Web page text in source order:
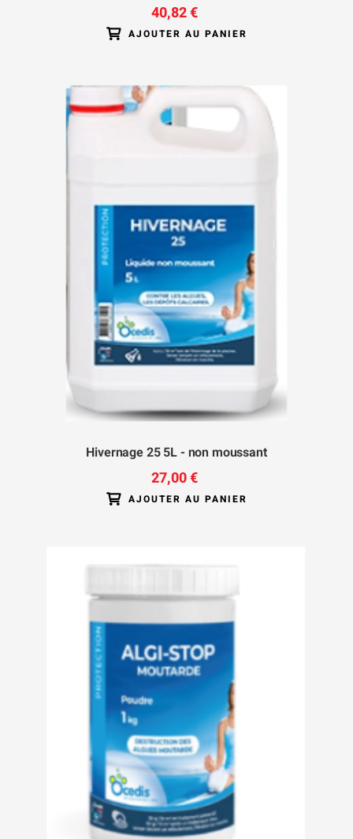
40,82 €
AJOUTER AU PANIER
Hivernage 25 5L - non moussant
27,00 €
AJOUTER AU PANIER